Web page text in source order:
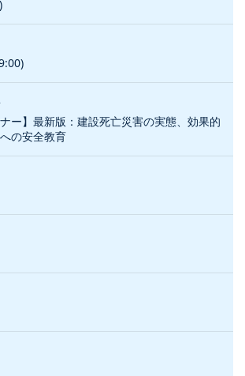
ナー】最新版：建設死亡災害の実態、効果的
の安全教育